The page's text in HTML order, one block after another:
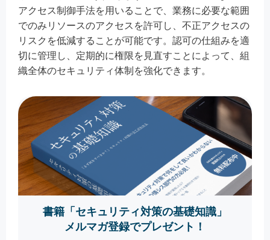
アクセス制御手法を用いることで、業務に必要な範囲
でのみリソースのアクセスを許可し、不正アクセスの
リスクを低減することが可能です。認可の仕組みを適
切に管理し、定期的に権限を見直すことによって、組
織全体のセキュリティ体制を強化できます。
書籍「セキュリティ対策の基礎知識」
メルマガ登録でプレゼント！